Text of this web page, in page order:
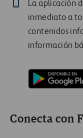
La aplicación
inmediato a
contenidos
información
Conecta con